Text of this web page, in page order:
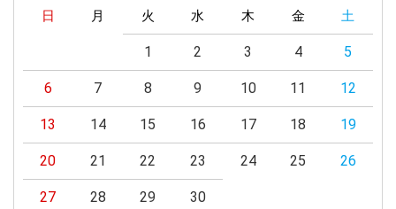
日 月 火 水 木 金 土
1 2 3 4 5
6 7 8 9 10 11 12
13 14 15 16 17 18 19
20 21 22 23 24 25 26
27 28 29 30